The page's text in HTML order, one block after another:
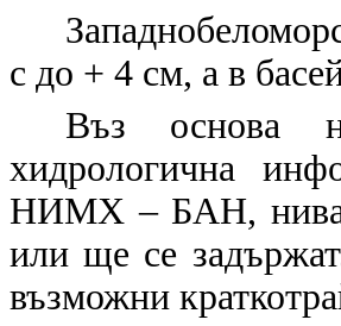
с до + 4 см, а в
Въз основа
хидрологична
НИМХ – БАН,
или ще се
възможни